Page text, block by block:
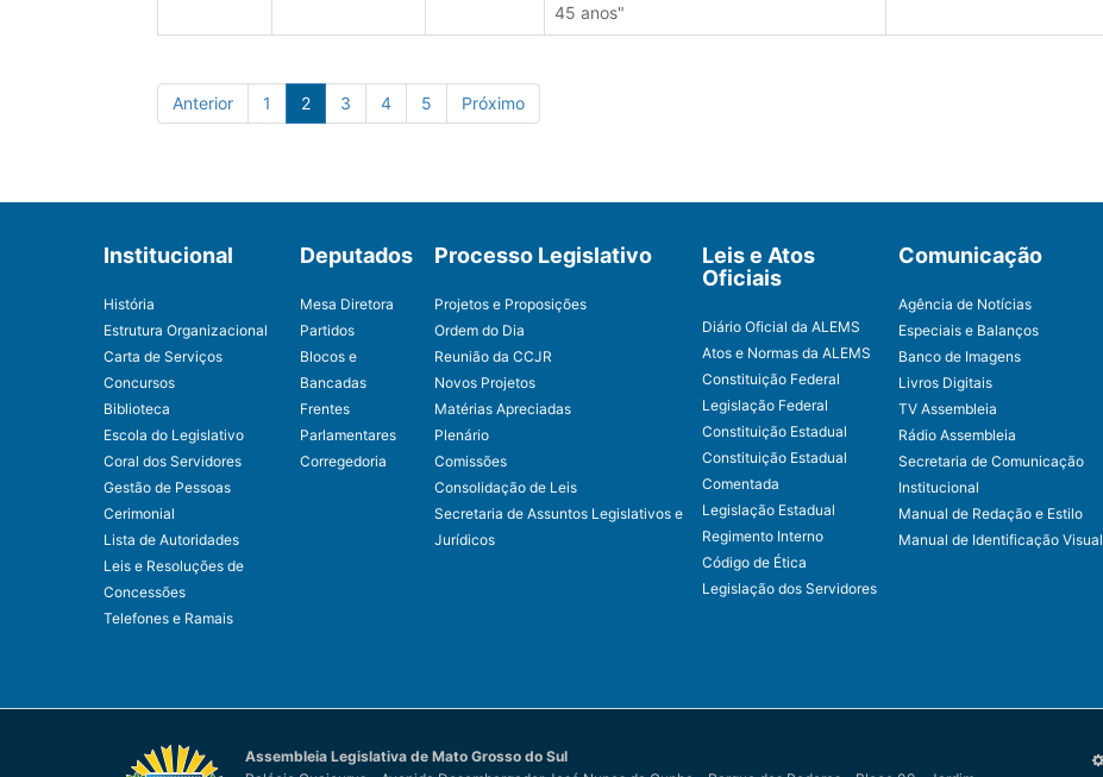
45 anos"
Anterior 1 2 3 4 5 Próximo
Institucional
História
Estrutura Organizacional
Carta de Serviços
Concursos
Biblioteca
Escola do Legislativo
Coral dos Servidores
Gestão de Pessoas
Cerimonial
Lista de Autoridades
Leis e Resoluções de
Concessões
Telefones e Ramais
Deputados
Mesa Diretora
Partidos
Blocos e
Bancadas
Frentes
Parlamentares
Corregedoria
Processo Legislativo
Projetos e Proposições
Ordem do Dia
Reunião da CCJR
Novos Projetos
Matérias Apreciadas
Plenário
Comissões
Consolidação de Leis
Secretaria de Assuntos Legislativos e
Jurídicos
Leis e Atos
Oficiais
Diário Oficial da ALEMS
Atos e Normas da ALEMS
Constituição Federal
Legislação Federal
Constituição Estadual
Constituição Estadual
Comentada
Legislação Estadual
Regimento Interno
Código de Ética
Legislação dos Servidores
Comunicação
Agência de Notícias
Especiais e Balanços
Banco de Imagens
Livros Digitais
TV Assembleia
Rádio Assembleia
Secretaria de Comunicação
Institucional
Manual de Redação e Estilo
Manual de Identificação Visual
Assembleia Legislativa de Mato Grosso do Sul